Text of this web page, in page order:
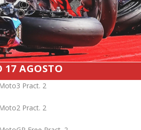
17 AGOSTO
Pract. 2
Pract. 2